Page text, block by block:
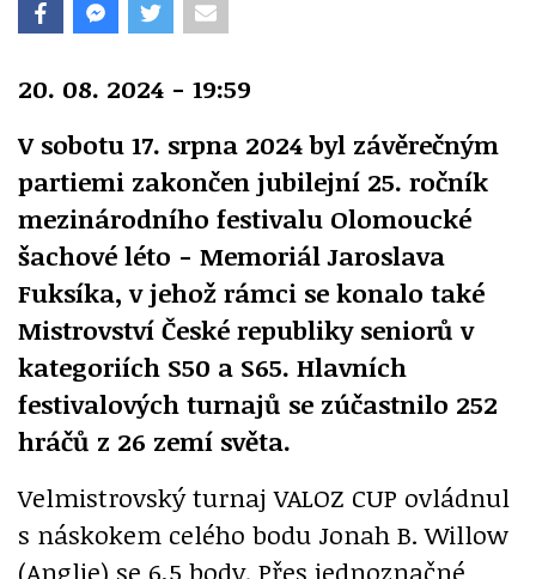
20. 08. 2024 - 19:59
V sobotu 17. srpna 2024 byl závěrečným
partiemi zakončen jubilejní 25. ročník
mezinárodního festivalu Olomoucké
šachové léto - Memoriál Jaroslava
Fuksíka, v jehož rámci se konalo také
Mistrovství České republiky seniorů v
kategoriích S50 a S65. Hlavních
festivalových turnajů se zúčastnilo 252
hráčů z 26 zemí světa.
Velmistrovský turnaj VALOZ CUP ovládnul
s náskokem celého bodu Jonah B. Willow
(Anglie) se 6,5 body. Přes jednoznačné